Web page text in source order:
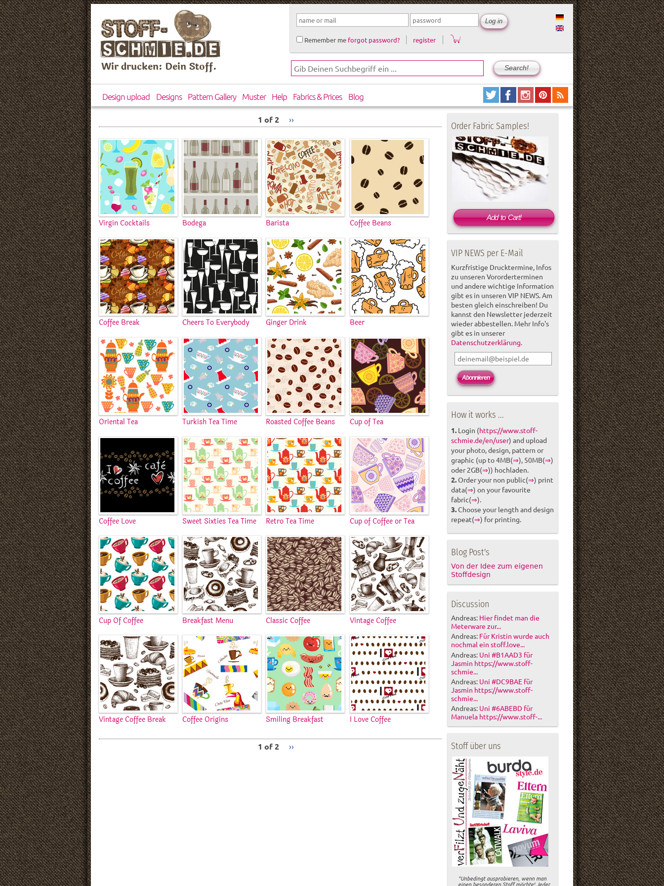
Wir drucken: Dein Stoff.
Remember me forgot password? register
Design upload Designs Pattern Gallery Muster Help Fabrics & Prices Blog
1 of 2 ››
Virgin Cocktails Bodega Barista Coffee Beans
Coffee Break Cheers To Everybody Ginger Drink Beer
Oriental Tea Turkish Tea Time Roasted Coffee Beans Cup of Tea
Coffee Love Sweet Sixties Tea Time Retro Tea Time Cup of Coffee or Tea
Cup Of Coffee Breakfast Menu Classic Coffee Vintage Coffee
Vintage Coffee Break Coffee Origins Smiling Breakfast I Love Coffee
1 of 2 ››
Order Fabric Samples!
Add to Cart!
VIP NEWS per E-Mail
Kurzfristige Drucktermine, Infos
zu unseren Vororderterminen
und andere wichtige Information
gibt es in unseren VIP NEWS. Am
besten gleich einschreiben! Du
kannst den Newsletter jederzeit
wieder abbestellen. Mehr Info's
gibt es in unserer
Datenschutzerklärung
How it works ...
1. Login (https://www.stoff-
schmie.de/en/user) and upload
your photo, design, pattern or
graphic (up to 4MB(⇒), 50MB(⇒)
oder 2GB(⇒)) hochladen.
2.Order your non public(⇒) print
data(⇒) on your favourite
fabric(⇒).
3.Choose your length and design
repeat(⇒) for printing.
Blog Post's
Von der Idee zum eigenen
Stoffdesign
Discussion
Andreas: Hier findet man die
Meterware zur...
Andreas: Für Kristin wurde auch
nochmal ein stoff.love...
Andreas: Uni #B1AAD3 für
Jasmin https://www.stoff-
schmie...
Andreas: Uni #DC9BAE für
Jasmin https://www.stoff-
schmie...
Andreas: Uni #6ABEBD für
Manuela https://www.stoff-...
Stoff über uns
"Unbedingt ausprobieren, wenn man
einen besonderen Stoff möchte! Jeder